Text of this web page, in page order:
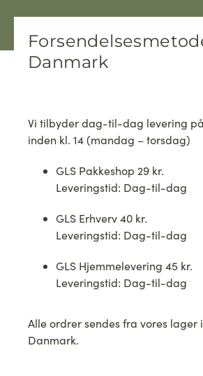
Danmark
Vi tilbyder dag-til-dag levering
inden kl. 14 (mandag – torsdag)
GLS Pakkeshop 29 kr.
Leveringstid: Dag-til-dag
GLS Erhverv40 kr.
Leveringstid: Dag-til-dag
GLS Hjemmelevering 45 kr.
Leveringstid: Dag-til-dag
Alle ordrer sendes fra vores lager
Danmark.